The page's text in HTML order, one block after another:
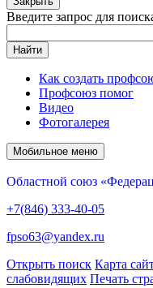
Введите запрос для
Найти
Как создать
Профсоюз помог
Видео
Фотогалерея
Мобильное меню
Областной союз
+7(846) 333-40-05
fpso63@yandex.ru
Открыть поиск Карта
слабовидящих Печать